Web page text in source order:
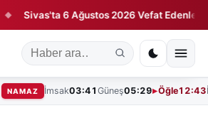
Sivas'ta 6 Ağustos 2026 Vefat Edenler ◆
NAMAZ İmsak03:41 Güneş05:29 Öğle12:43